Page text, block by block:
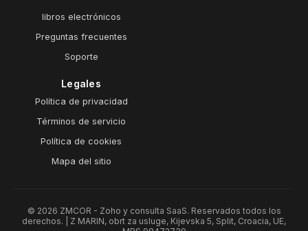
libros electrónicos
Preguntas frecuentes
Soporte
Legales
Política de privacidad
Términos de servicio
Política de cookies
Mapa del sitio
© 2026 ZMCOR - Zoho y consulta SaaS. Reservados todos los
derechos. | Z MARIN, obrt za usluge, Kijevska 5, Split, Croacia, UE,